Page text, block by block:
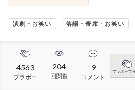
演劇・お笑い 落語・寄席・お笑い
4563
ブラボー
204
回閲覧
9
コメント
ブラボーで